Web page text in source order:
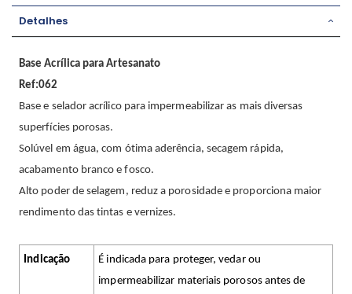
Detalhes
Base Acrílica para Artesanato
Ref:062
Base e selador acrílico para impermeabilizar as mais diversas
superfícies porosas.
Solúvel em água, com ótima aderência, secagem rápida,
acabamento branco e fosco.
Alto poder de selagem, reduz a porosidade e proporciona maior
rendimento das tintas e vernizes.
Indicação
É indicada para proteger, vedar ou
impermeabilizar materiais porosos antes de